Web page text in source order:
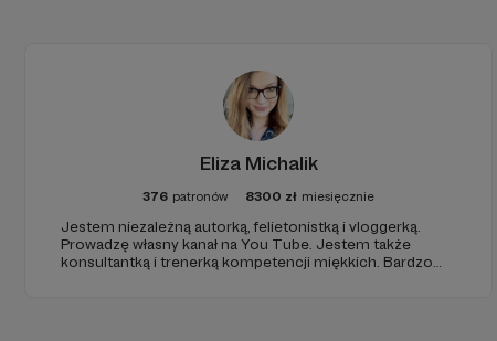
Eliza Michalik
376 patronów 8300 zł miesięcznie
Jestem niezależną autorką, felietonistką i vloggerką.
Prowadzę własny kanał na You Tube. Jestem także
konsultantką i trenerką kompetencji miękkich. Bardzo